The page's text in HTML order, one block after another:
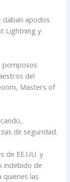
daban apodos
Lightning y
pomposos
del
Masters of
de seguridad.
de EE.UU. y
indebido de
las